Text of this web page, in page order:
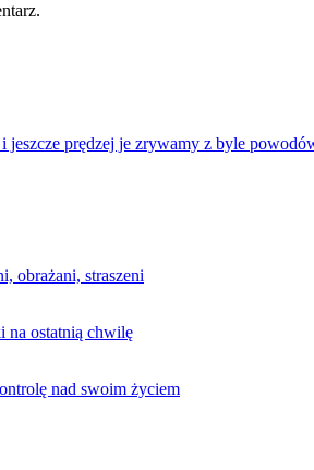
prędzej je zrywamy z byle
obrażani, straszeni
na ostatnią chwilę
nad swoim życiem